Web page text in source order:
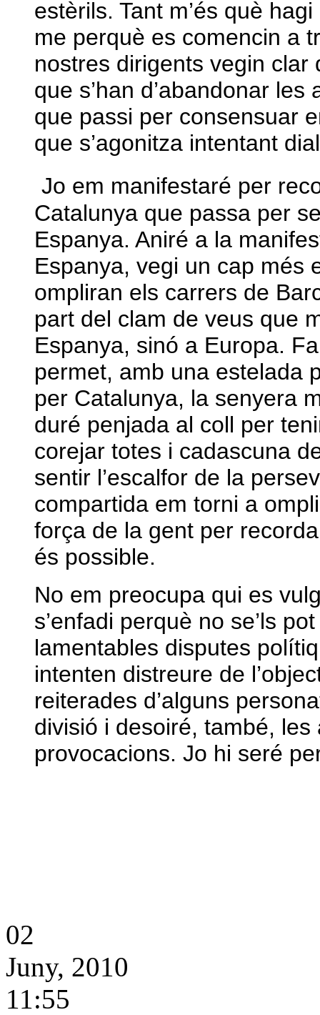
estèrils. Tant m’és què
me perquè es comencin a
nostres dirigents vegin
que s’han d’abandonar
que passi per consensuar
que s’agonitza intentant
Jo em manifestaré per
Catalunya que passa per
Espanya. Aniré a la
Espanya, vegi un cap més
ompliran els carrers de
part del clam de veus que
Espanya, sinó a Europa.
permet, amb una estelada
per Catalunya, la senyera
duré penjada al coll per
corejar totes i cadascuna
sentir l’escalfor de la
compartida em torni a
força de la gent per
és possible.
No em preocupa qui es
s’enfadi perquè no se’ls
lamentables disputes
intenten distreure de
reiterades d’alguns
divisió i desoiré, també,
provocacions. Jo hi seré
02
Juny, 2010
11:55